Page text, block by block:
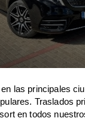
las principales
Traslados
en todos